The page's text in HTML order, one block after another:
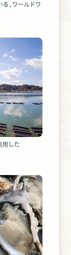
る､ワールドワ
用した